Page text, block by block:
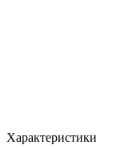
Характеристики